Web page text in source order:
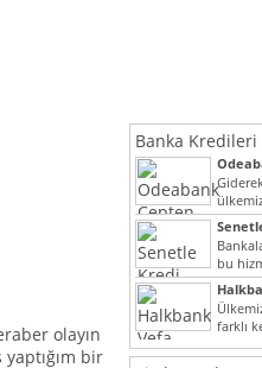
olayın
bir
Banka Kredileri
bir
bu
farklı